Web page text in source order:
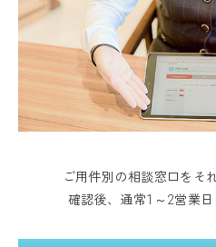
ご用件別の相談窓口をそ
確認後、通常1～2営業日